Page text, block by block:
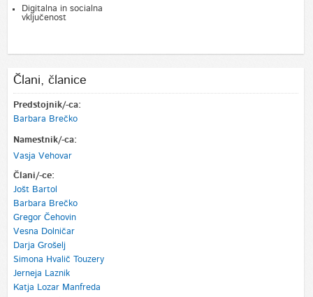
Digitalna in socialna
vključenost
Člani, članice
Predstojnik/-ca:
Barbara Brečko
Namestnik/-ca:
Vasja Vehovar
Člani/-ce:
Jošt Bartol
Barbara Brečko
Gregor Čehovin
Vesna Dolničar
Darja Grošelj
Simona Hvalič Touzery
Jerneja Laznik
Katja Lozar Manfreda